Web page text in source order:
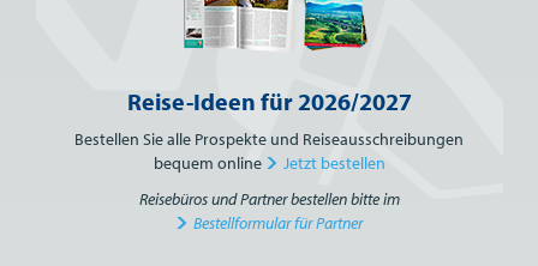
Reise-Ideen für 2026/2027
Bestellen Sie alle Prospekte und Reiseausschreibungen
bequem online
Jetzt bestellen
Reisebüros und Partner bestellen bitte im
Bestellformular für Partner